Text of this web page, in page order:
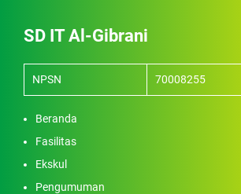
SD IT Al-Gibrani
NPSN 70008255
Beranda
Fasilitas
Ekskul
Pengumuman